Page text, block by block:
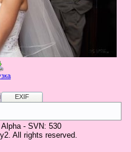
EXIF
- SVN: 530
All rights reserved.